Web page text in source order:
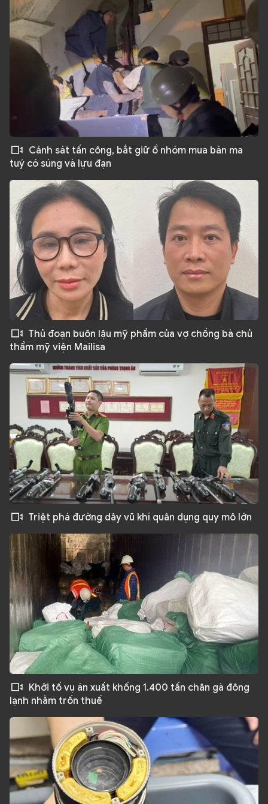
Cảnh sát tấn công, bắt giữ ổ nhóm mua bán ma
tuý có súng và lựu đạn
Thủ đoạn buôn lậu mỹ phẩm của vợ chồng bà chủ
thẩm mỹ viện Mailisa
Triệt phá đường dây vũ khí quân dụng quy mô lớn
Khởi tố vụ án xuất khống 1.400 tấn chân gà đông
lạnh nhằm trốn thuế